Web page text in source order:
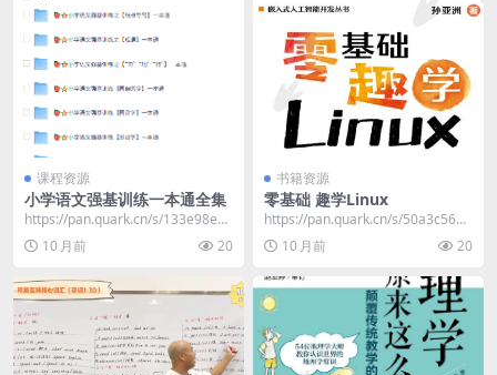
课程资源
小学语文强基训练一本通全集
https://pan.quark.cn/s/133e98e5a
999
10 月前 20
书籍资源
零基础 趣学Linux
https://pan.quark.cn/s/50a3c5693
2d2
10 月前 20